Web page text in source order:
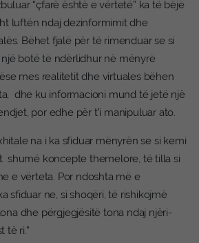
“çfarë është e vërtetë” ka të bëjë
luftën ndaj dezinformimit dhe
Bëhet fjalë për të rimenduar se si
botë të ndërlidhur në mënyrë
mes realitetit dhe virtuales bëhen
dhe ku informacioni mund të jetë një
por edhe për t’i manipuluar ato.
na i ka sfiduar mënyrën se si kemi
shumë koncepte themelore, të tilla si
e vërteta. Por ndoshta më e
sfiduar ne, si shoqëri, të rishikojmë
dhe përgjegjësitë tona ndaj njëri-
të ri.”